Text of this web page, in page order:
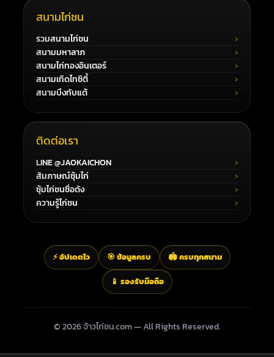
สนามไก่ชน
รวมสนามไก่ชน
สนามมหาลาภ
สนามไก่ทองอินเตอร์
สนามเทิดไทซิตี้
สนามบึงทับแต้
ติดต่อเรา
LINE @JAOKAICHON
สัมภาษณ์ซุ้มไก่
ซุ้มไก่ชนชื่อดัง
ความรู้ไก่ชน
⚡ อัปเดตไว 🎯 ข้อมูลครบ 🏟️ ครบทุกสนาม
📱 รองรับมือถือ
© 2026 จ้าวไก่ชน.com — All Rights Reserved.